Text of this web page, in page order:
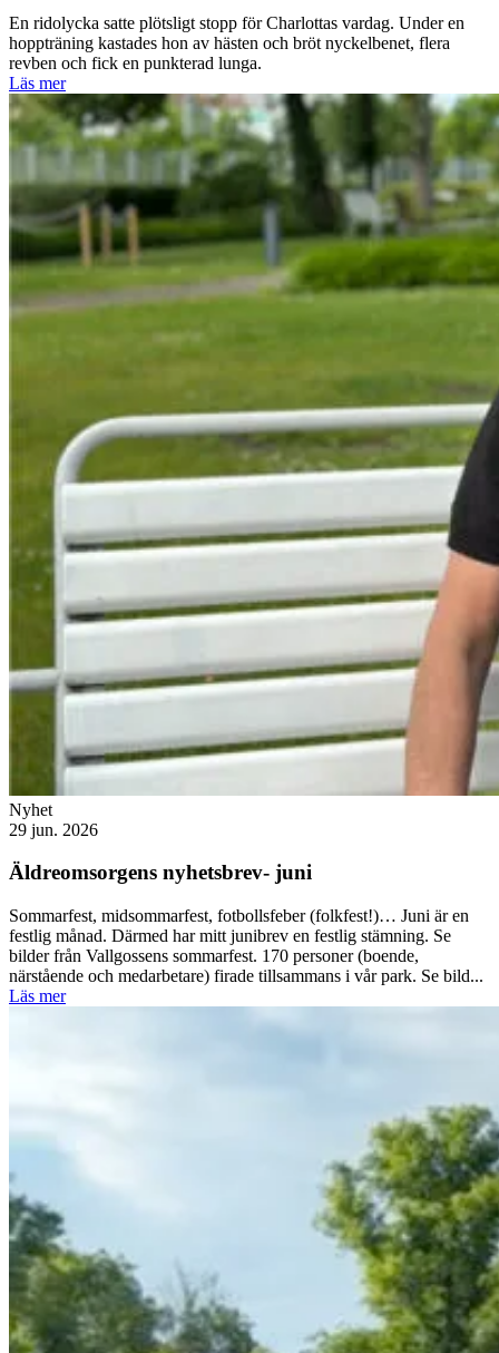
En ridolycka satte plötsligt stopp för Charlottas vardag. Under en
hoppträning kastades hon av hästen och bröt nyckelbenet, flera
revben och fick en punkterad lunga.
Läs mer
Nyhet
29 jun. 2026
Äldreomsorgens nyhetsbrev- juni
Sommarfest, midsommarfest, fotbollsfeber (folkfest!)… Juni är en
festlig månad. Därmed har mitt junibrev en festlig stämning. Se
bilder från Vallgossens sommarfest. 170 personer (boende,
närstående och medarbetare) firade tillsammans i vår park. Se bild...
Läs mer